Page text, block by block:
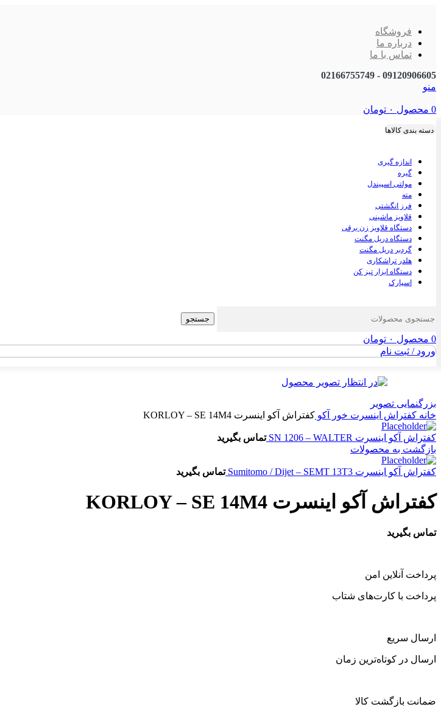
فروشگاه
درباره ما
تماس با ما
09120906605 - 02166755749
منو
0 محصول ۰ تومان
دسته بندی کالاها
اندازه گیری
گیره
مولتی اسپیندل
مته
فرز انگشتی
قلاویز ماشینی
دستگاه قلاویز زن برقی
دستگاه دریل مگنت
گردبر دریل مگنت
هلدر تراشکاری
دستگاه ابزار تیز کن
اسپارک
جستجو
0 محصول ۰ تومان
ورود / ثبت نام
بزرگنمایی تصویر
خانه کفتراش اینسرت خور آکو کفتراش آکو اینسرت KORLOY – SE 14M4
کفتراش آکو اینسرت SN 1206 – WALTER
تماس بگیرید
بازگشت به محصولات
کفتراش آکو اینسرت Sumitomo / Dijet – SEMT 13T3 تماس بگیرید
کفتراش آکو اینسرت KORLOY – SE 14M4
تماس بگیرید
پرداخت آنلاین امن
پرداخت با کارت‌های شتاب
ارسال سریع
ارسال در کوتاه‌ترین زمان
ضمانت بازگشت کالا